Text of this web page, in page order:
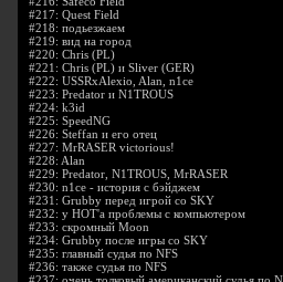
#217: Quest Field
#218: подьезжаем
#219: вид на город
#220: Chris (PL)
#221: Chris (PL) и Sliver (GER)
#222: USSRxAlexio, Alan, n1ce
#223: Predator и N1TROUS
#224: k3id
#225: SpeedNG
#226: Steffan и его отец
#227: MrRASER victorious!
#228: Alan
#229: Predator, N1TROUS, MrRASER
#230: n1ce - история с бэйджем
#231: Grubby перед игрой со SKY
#232: у HOT'a проблемы с компьютером
#233: скромный Moon
#234: Grubby после игры со SKY
#235: главный судья по NFS
#236: также судья по NFS